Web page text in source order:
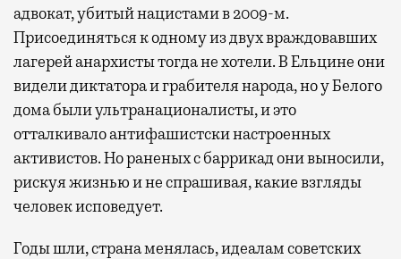
адвокат, убитый нацистами в 2009-м.
Присоединяться к одному из двух враждовавших
лагерей анархисты тогда не хотели. В Ельцине они
видели диктатора и грабителя народа, но у Белого
дома были ультранационалисты, и это
отталкивало антифашистски настроенных
активистов. Но раненых с баррикад они выносили,
рискуя жизнью и не спрашивая, какие взгляды
человек исповедует.
Годы шли, страна менялась, идеалам советских